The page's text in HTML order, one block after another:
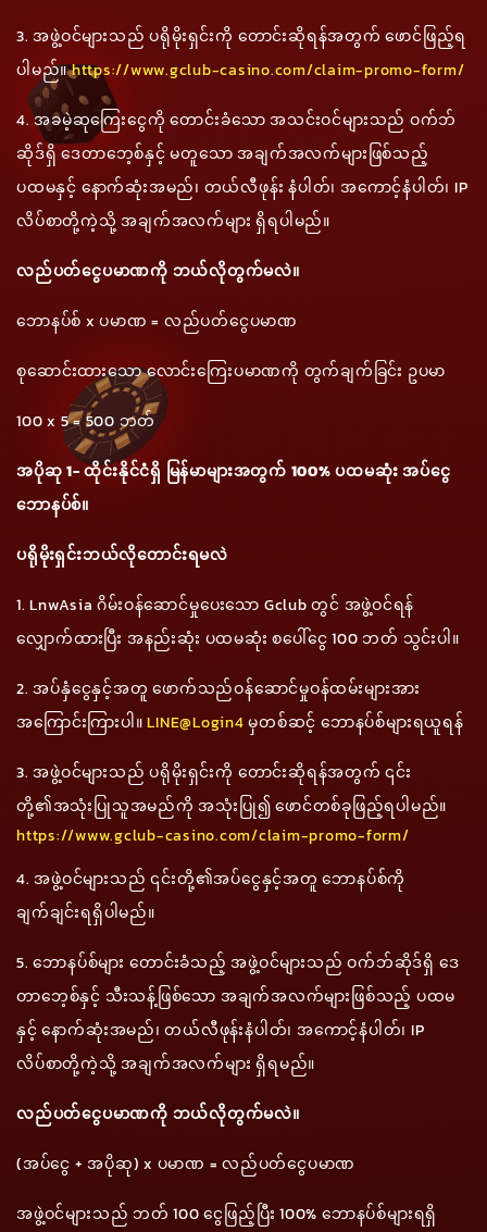
3. အဖွဲ့ဝင်များသည် ပရိုမိုးရှင်းကို တောင်းဆိုရန်အတွက် ဖောင်ဖြည့်ရ
ပါမည်။https://www.gclub-casino.com/claim-promo-form/
4. အခမဲ့ဆုကြေးငွေကို တောင်းခံသော အသင်းဝင်များသည် ဝက်ဘ်
ဆိုဒ်ရှိ ဒေတာဘေ့စ်နှင့် မတူသော အချက်အလက်များဖြစ်သည့်
ပထမနှင့် နောက်ဆုံးအမည်၊ တယ်လီဖုန်း နံပါတ်၊ အကောင့်နံပါတ်၊ IP
လိပ်စာတို့ကဲ့သို့ အချက်အလက်များ ရှိရပါမည်။
လည်ပတ်ငွေပမာဏကို ဘယ်လိုတွက်မလဲ။
ဘောနပ်စ် x ပမာဏ = လည်ပတ်ငွေပမာဏ
စုဆောင်းထားသော လောင်းကြေးပမာဏကို တွက်ချက်ခြင်း ဥပမာ
100 x 5 = 500 ဘတ်
အပိုဆု 1- ထိုင်းနိုင်ငံရှိ မြန်မာများအတွက် 100% ပထမဆုံး အပ်ငွေ
ဘောနပ်စ်။
ပရိုမိုးရှင်းဘယ်လိုတောင်းရမလဲ
1. LnwAsia ဂိမ်းဝန်ဆောင်မှုပေးသော Gclub တွင် အဖွဲ့ဝင်ရန်
လျှောက်ထားပြီး အနည်းဆုံး ပထမဆုံး စပေါ်ငွေ 100 ဘတ် သွင်းပါ။
2. အပ်နှံငွေနှင့်အတူ ဖောက်သည်ဝန်ဆောင်မှုဝန်ထမ်းများအား
အကြောင်းကြားပါ။LINE@Login4မှတစ်ဆင့် ဘောနပ်စ်များရယူရန်
3. အဖွဲ့ဝင်များသည် ပရိုမိုးရှင်းကို တောင်းဆိုရန်အတွက် ၎င်း
တို့၏အသုံးပြုသူအမည်ကို အသုံးပြု၍ ဖောင်တစ်ခုဖြည့်ရပါမည်။
https://www.gclub-casino.com/claim-promo-form/
4. အဖွဲ့ဝင်များသည် ၎င်းတို့၏အပ်ငွေနှင့်အတူ ဘောနပ်စ်ကို
ချက်ချင်းရရှိပါမည်။
5. ဘောနပ်စ်များ တောင်းခံသည့် အဖွဲ့ဝင်များသည် ဝက်ဘ်ဆိုဒ်ရှိ ဒေ
တာဘေ့စ်နှင့် သီးသန့်ဖြစ်သော အချက်အလက်များဖြစ်သည့် ပထမ
နှင့် နောက်ဆုံးအမည်၊ တယ်လီဖုန်းနံပါတ်၊ အကောင့်နံပါတ်၊ IP
လိပ်စာတို့ကဲ့သို့ အချက်အလက်များ ရှိရမည်။
လည်ပတ်ငွေပမာဏကို ဘယ်လိုတွက်မလဲ။
(အပ်ငွေ + အပိုဆု) x ပမာဏ = လည်ပတ်ငွေပမာဏ
အဖွဲ့ဝင်များသည် ဘတ် 100 ငွေဖြည့်ပြီး 100% ဘောနပ်စ်များရရှိ